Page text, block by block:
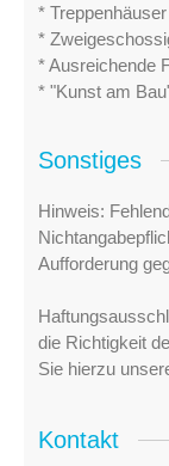
*
*
* Ausreichende
* "Kunst am
Sonstiges
Hinweis:
Aufforderung
die Richtigkeit
Sie hierzu
Kontakt